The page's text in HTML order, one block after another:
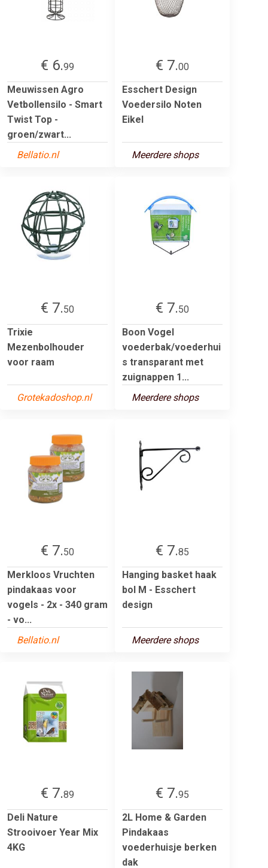
€ 6.99
Meuwissen Agro
Vetbollensilo - Smart
Twist Top -
groen/zwart...
Bellatio.nl
€ 7.00
Esschert Design
Voedersilo Noten
Eikel
Meerdere shops
€ 7.50
Trixie
Mezenbolhouder
voor raam
Grotekadoshop.nl
€ 7.50
Boon Vogel
voederbak/voederhui
s transparant met
zuignappen 1...
Meerdere shops
€ 7.50
Merkloos Vruchten
pindakaas voor
vogels - 2x - 340 gram
- vo...
Bellatio.nl
€ 7.85
Hanging basket haak
bol M - Esschert
design
Meerdere shops
€ 7.89
Deli Nature
Strooivoer Year Mix
4KG
€ 7.95
2L Home & Garden
Pindakaas
voederhuisje berken
dak